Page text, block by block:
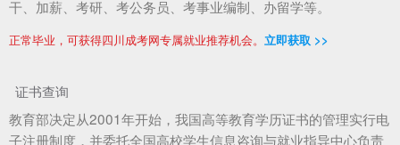
干、加薪、考研、考公务员、考事业编制、办留学等。
正常毕业，可获得四川成考网专属就业推荐机会。 立即获取 >>
证书查询
教育部决定从2001年开始，我国高等教育学历证书的管理实行电
子注册制度，并委托全国高校学生信息咨询与就业指导中心负责